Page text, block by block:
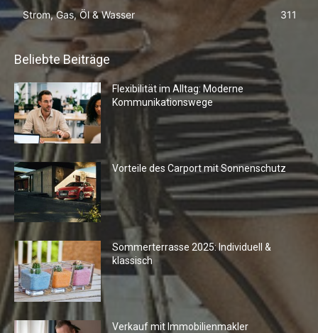
Strom, Gas, Öl & Wasser
311
Beliebte Beiträge
Flexibilität im Alltag: Moderne
Kommunikationswege
Vorteile des Carport mit Sonnenschutz
Sommerterrasse 2025: Individuell &
klassisch
Verkauf mit Immobilienmakler